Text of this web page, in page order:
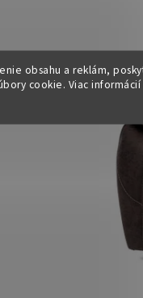
obsahu a reklám,
cookie. Viac informácií